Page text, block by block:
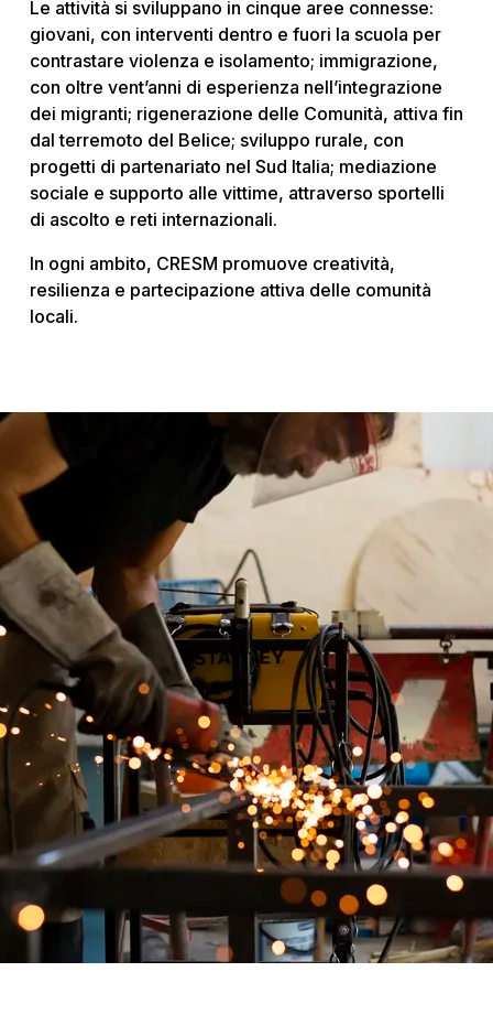
Le attività si sviluppano in cinque aree connesse:
giovani, con interventi dentro e fuori la scuola per
contrastare violenza e isolamento; immigrazione,
con oltre vent’anni di esperienza nell’integrazione
dei migranti; rigenerazione delle Comunità, attiva fin
dal terremoto del Belice; sviluppo rurale, con
progetti di partenariato nel Sud Italia; mediazione
sociale e supporto alle vittime, attraverso sportelli
di ascolto e reti internazionali.
In ogni ambito, CRESM promuove creatività,
resilienza e partecipazione attiva delle comunità
locali.